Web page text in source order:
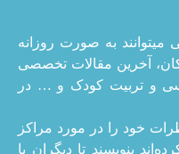
میتوانند به صورت روزانه
آخرین مقالات تخصصی
و تربیت کودک و … در
خود را در مورد مراکز
بنویسند تا دیگران با